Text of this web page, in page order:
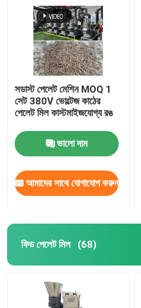
সডাস্ট পেলেট মেশিন MOQ 1
সেট 380V ভোল্টেজ কাঠের
পেলেট মিল কাস্টমাইজযোগ্য রঙ
ভালো দাম
আমাদের সাথে যোগাযোগ করুন
ফিড পেলেট মিল (68)